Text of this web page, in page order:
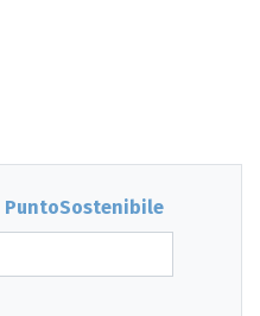
PuntoSostenibile